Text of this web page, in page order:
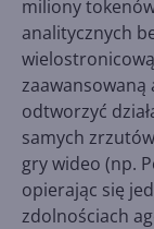
miliony
analitycznych
zaawansowaną
odtworzyć
samych
gry wideo (np.
opierając się
zdolnościach